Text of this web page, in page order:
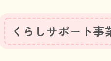
くらしサポート事